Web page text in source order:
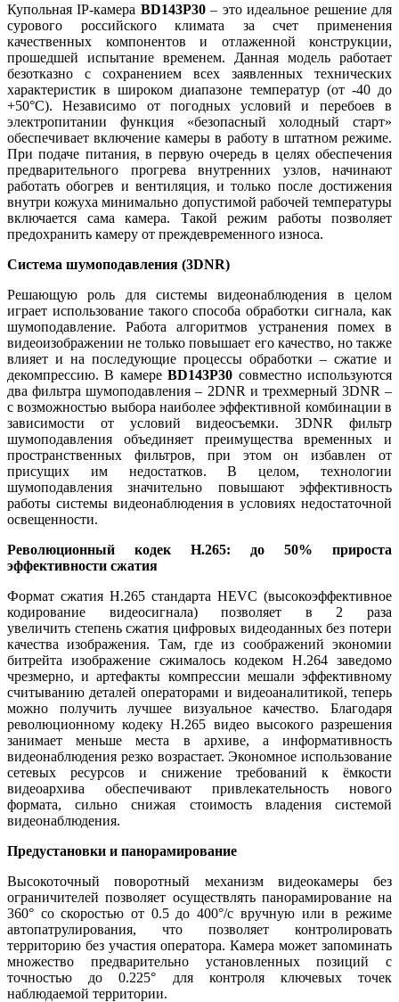
Купольная IP-камера BD143P30– это идеальное решение для
сурового российского климата за счет применения
качественных компонентов и отлаженной конструкции,
прошедшей испытание временем. Данная модель работает
безотказно с сохранением всех заявленных технических
характеристик в широком диапазоне температур (от -40 до
+50°C). Независимо от погодных условий и перебоев в
электропитании функция «безопасный холодный старт»
обеспечивает включение камеры в работу в штатном режиме.
При подаче питания, в первую очередь в целях обеспечения
предварительного прогрева внутренних узлов, начинают
работать обогрев и вентиляция, и только после достижения
внутри кожуха минимально допустимой рабочей температуры
включается сама камера. Такой режим работы позволяет
предохранить камеру от преждевременного износа.
Система шумоподавления (3DNR)
Решающую роль для системы видеонаблюдения в целом
играет использование такого способа обработки сигнала, как
шумоподавление. Работа алгоритмов устранения помех в
видеоизображении не только повышает его качество, но также
влияет и на последующие процессы обработки – сжатие и
декомпрессию. В камереBD143P30 совместно используются
два фильтра шумоподавления – 2DNR и трехмерный 3DNR –
с возможностью выбора наиболее эффективной комбинации в
зависимости от условий видеосъемки. 3DNR фильтр
шумоподавления объединяет преимущества временных и
пространственных фильтров, при этом он избавлен от
присущих им недостатков. В целом, технологии
шумоподавления значительно повышают эффективность
работы системы видеонаблюдения в условиях недостаточной
освещенности.
Революционный кодек H.265: до 50% прироста
эффективности сжатия
Формат сжатия H.265 стандарта HEVC (высокоэффективное
кодирование видеосигнала) позволяет в 2 раза
увеличить степень сжатия цифровых видеоданных без потери
качества изображения. Там, где из соображений экономии
битрейта изображение сжималось кодеком Н.264 заведомо
чрезмерно, и артефакты компрессии мешали эффективному
считыванию деталей операторами и видеоаналитикой, теперь
можно получить лучшее визуальное качество. Благодаря
революционному кодеку H.265 видео высокого разрешения
занимает меньше места в архиве, а информативность
видеонаблюдения резко возрастает. Экономное использование
сетевых ресурсов и снижение требований к ёмкости
видеоархива обеспечивают привлекательность нового
формата, сильно снижая стоимость владения системой
видеонаблюдения.
Предустановки и панорамирование
Высокоточный поворотный механизм видеокамеры без
ограничителей позволяет осуществлять панорамирование на
360° со скоростью от 0.5 до 400°/с вручную или в режиме
автопатрулирования, что позволяет контролировать
территорию без участия оператора. Камера может запоминать
множество предварительно установленных позиций с
точностью до 0.225° для контроля ключевых точек
наблюдаемой территории.